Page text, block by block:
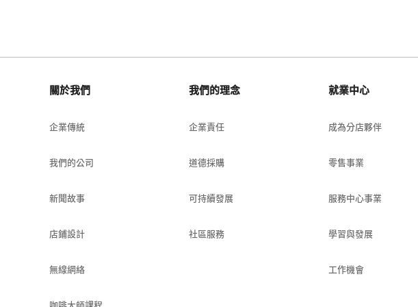
關於我們
企業傳統
我們的公司
新聞故事
店鋪設計
無線網絡
我們的理念
企業責任
道德採購
可持續發展
社區服務
就業中心
成為分店夥伴
零售事業
服務中心事業
學習與發展
工作機會